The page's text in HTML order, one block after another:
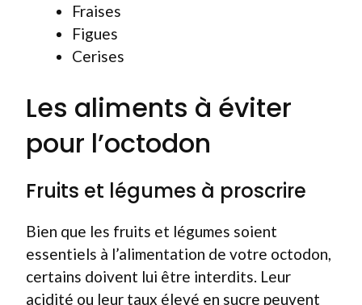
Fraises
Figues
Cerises
Les aliments à éviter
pour l’octodon
Fruits et légumes à proscrire
Bien que les fruits et légumes soient
essentiels à l’alimentation de votre octodon,
certains doivent lui être interdits. Leur
acidité ou leur taux élevé en sucre peuvent